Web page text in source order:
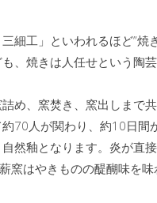
細工」といわれるほど”焼
、焼きは人任せという陶
め、窯焚き、窯出しまで
70人が関わり、約10日間
然釉となります。炎が直
窯はやきものの醍醐味を味